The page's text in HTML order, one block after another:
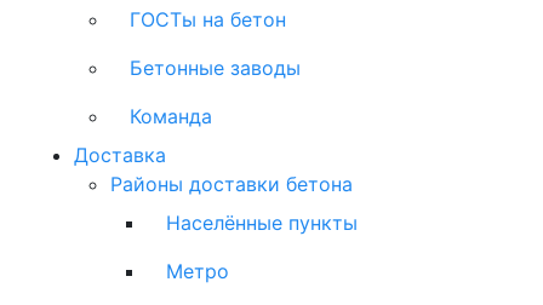
ГОСТы на бетон
Бетонные заводы
Команда
Доставка
Районы доставки бетона
Населённые пункты
Метро